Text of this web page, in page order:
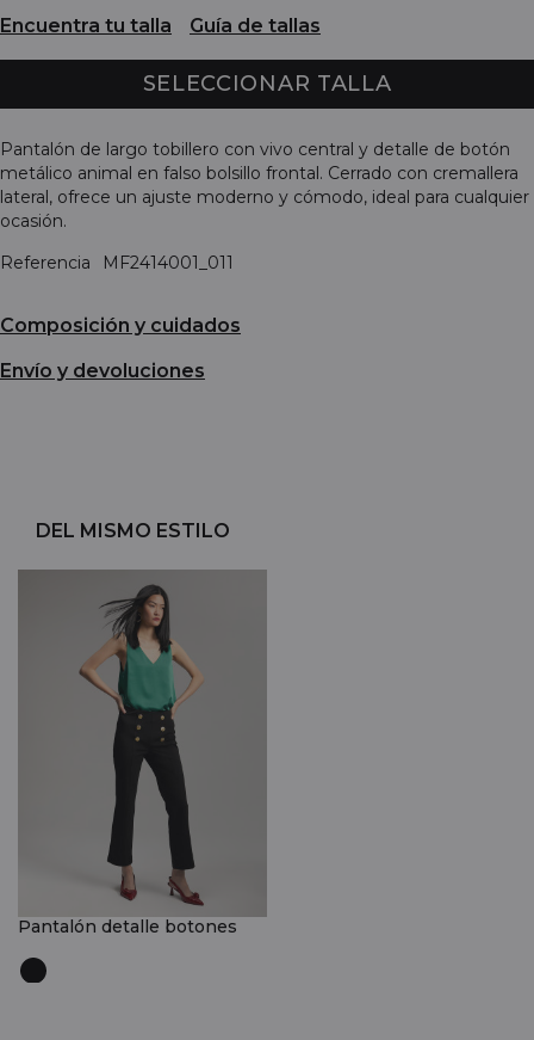
Encuentra tu talla Guía de tallas
SELECCIONAR TALLA
Pantalón de largo tobillero con vivo central y detalle de botón
metálico animal en falso bolsillo frontal. Cerrado con cremallera
lateral, ofrece un ajuste moderno y cómodo, ideal para cualquier
ocasión.
Referencia
MF2414001_011
Composición y cuidados
Envío y devoluciones
DEL MISMO ESTILO
Pantalón detalle botones